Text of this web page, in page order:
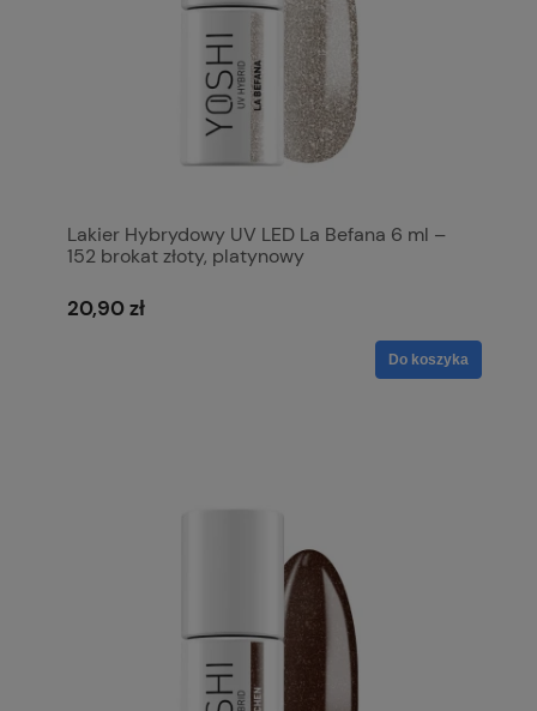
Lakier Hybrydowy UV LED La Befana 6 ml –
152 brokat złoty, platynowy
20,90 zł
Do koszyka